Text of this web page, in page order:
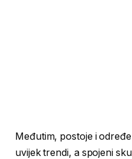
Međutim, postoje i
uvijek trendi, a spojeni